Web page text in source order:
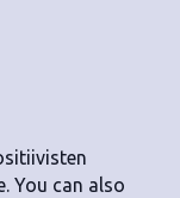
You can also